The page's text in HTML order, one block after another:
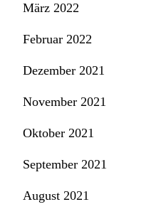
März 2022
Februar 2022
Dezember 2021
November 2021
Oktober 2021
September 2021
August 2021